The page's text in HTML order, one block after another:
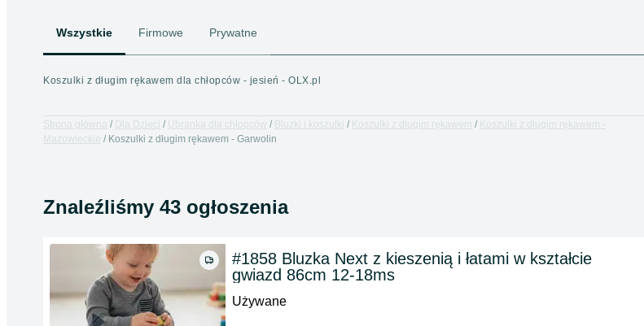
Wszystkie Firmowe Prywatne
Koszulki z długim rękawem dla chłopców - jesień - OLX.pl
Strona główna Dla Dzieci Ubranka dla chłopców Bluzki i koszulki Koszulki z długim rękawem
Koszulki z długim rękawem -
Mazowieckie
Koszulki z długim rękawem - Garwolin
Znaleźliśmy 43 ogłoszenia
#1858 Bluzka Next z kieszenią i łatami w kształcie
gwiazd 86cm 12-18ms
Używane